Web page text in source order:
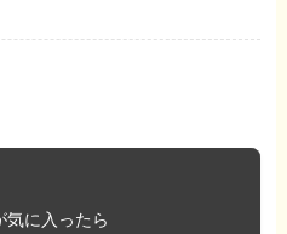
気に入ったら